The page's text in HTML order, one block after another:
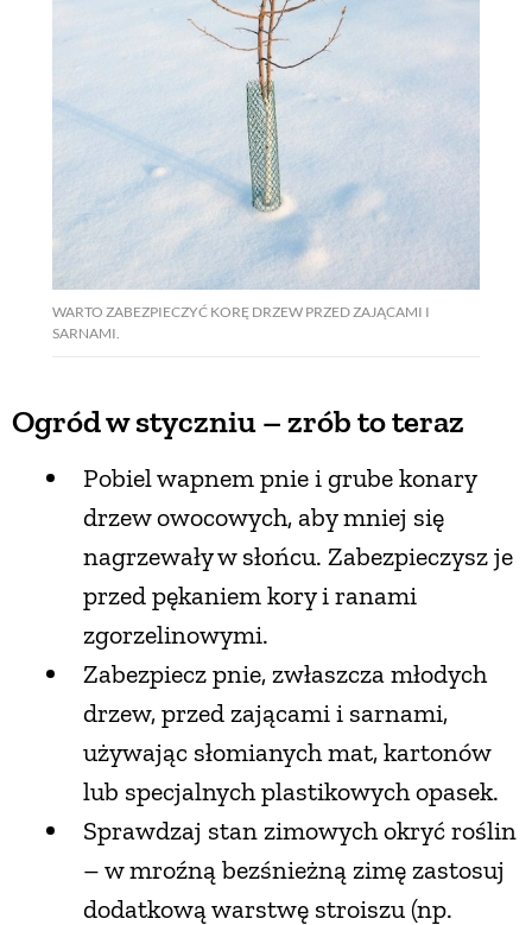
WARTO ZABEZPIECZYĆ KORĘ DRZEW PRZED ZAJĄCAMI I
SARNAMI.
Ogród w styczniu – zrób to teraz
Pobiel wapnem pnie i grube konary
drzew owocowych, aby mniej się
nagrzewały w słońcu. Zabezpieczysz je
przed pękaniem kory i ranami
zgorzelinowymi.
Zabezpiecz pnie, zwłaszcza młodych
drzew, przed zającami i sarnami,
używając słomianych mat, kartonów
lub specjalnych plastikowych opasek.
Sprawdzaj stan zimowych okryć roślin
– w mroźną bezśnieżną zimę zastosuj
dodatkową warstwę stroiszu (np.